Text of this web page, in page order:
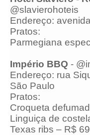
@slavierohoteis
Endereço:
Pratos:
Parmegiana
Império BBQ -
Endereço: rua
São Paulo
Pratos:
Croqueta
Linguiça de
Texas ribs – R$